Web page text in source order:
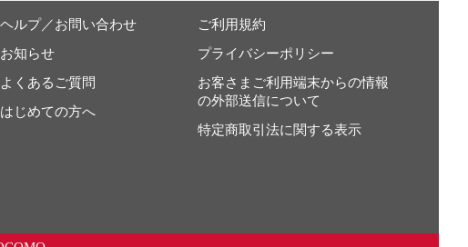
ヘルプ／お問い合わせ
お知らせ
よくあるご質問
はじめての方へ
ご利用規約
プライバシーポリシー
お客さまご利用端末からの情報
の外部送信について
特定商取引法に関する表示